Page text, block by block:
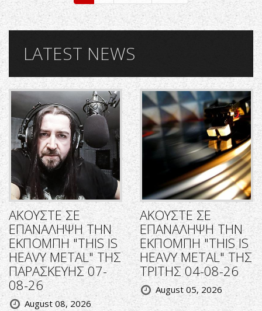
LATEST NEWS
ΑΚΟΥΣΤΕ ΣΕ
ΕΠΑΝΑΛΗΨΗ ΤΗΝ
ΕΚΠΟΜΠΗ "THIS IS
HEAVY METAL" ΤΗΣ
ΠΑΡΑΣΚΕΥΗΣ 07-
08-26
August 08, 2026
ΑΚΟΥΣΤΕ ΣΕ
ΕΠΑΝΑΛΗΨΗ ΤΗΝ
ΕΚΠΟΜΠΗ "THIS IS
HEAVY METAL" ΤΗΣ
ΤΡΙΤΗΣ 04-08-26
August 05, 2026